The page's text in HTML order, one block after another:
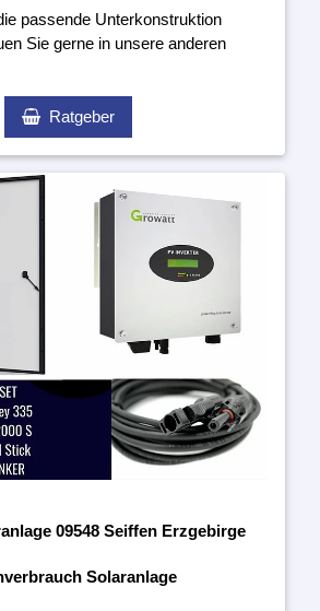
passende Unterkonstruktion
Sie gerne in unsere anderen
Ratgeber
09548 Seiffen Erzgebirge
Solaranlage